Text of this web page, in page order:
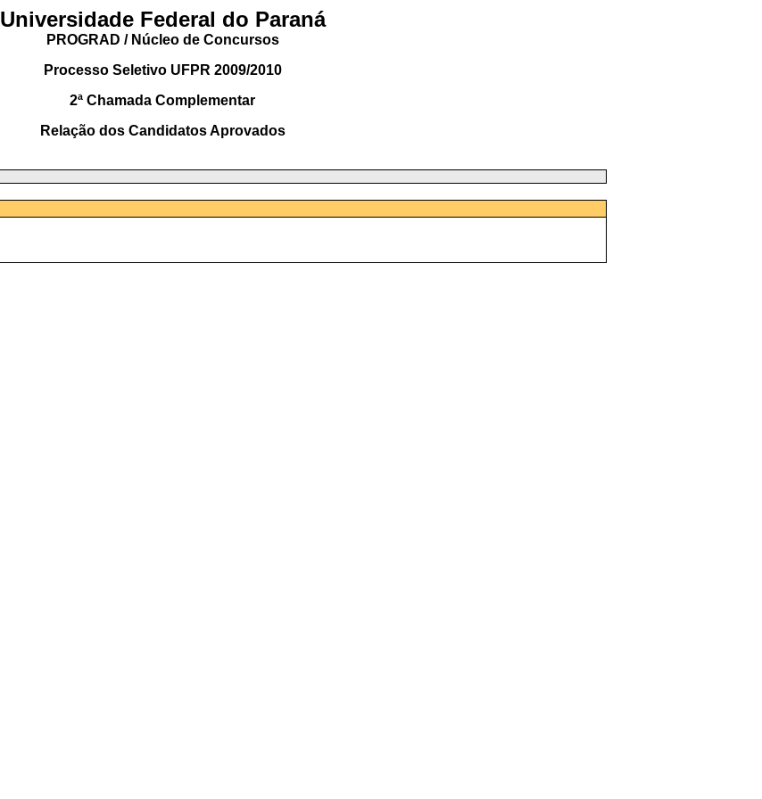
Universidade Federal do Paraná
PROGRAD / Núcleo de Concursos
Processo Seletivo UFPR 2009/2010
2ª Chamada Complementar
Relação dos Candidatos Aprovados